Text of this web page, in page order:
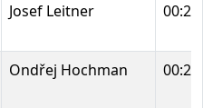
Josef Leitner
Ondřej Hochman